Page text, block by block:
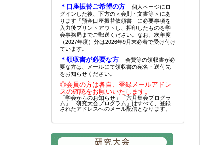
＊口座振替ご希望の方
個人ページにロ
グインした後、下方の＜会則・文書等＞にあ
ります「預金口座振替依頼書」に必要事項を
入力後プリントアウトし、押印したものを学
会事務局までご郵送ください。なお、次年度
（2027年度）分は2026年9月末必着で受け付け
ています。
＊領収書が必要な方
会費等の領収書が必
要な方は、メールにて領収書の宛名・送付先
をお知らせください。
◎会員の方は各自、登録メールアドレ
スの確認をお願いいたします。
「学会からのお知らせ」「六月集会プログラ
ム」「研究大会プログラム」はすべて、登録
されたアドレスへのメール配信となります。